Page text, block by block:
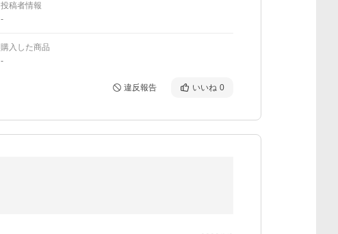
投稿者情報
-
購入した商品
-
違反報告 いいね 0